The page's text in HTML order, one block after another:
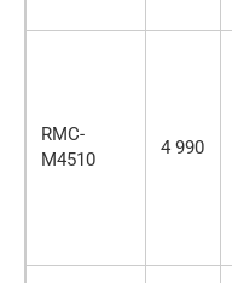
RMC-
M4510
4 990